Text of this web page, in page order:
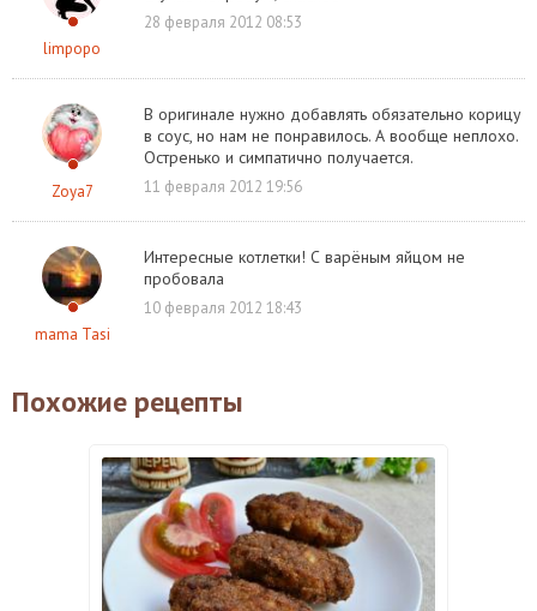
limpopo
28 февраля 2012 08:53
Zoya7
В оригинале нужно добавлять обязательно корицу
в соус, но нам не понравилось. А вообще неплохо.
Остренько и симпатично получается.
11 февраля 2012 19:56
mama Tasi
Интересные котлетки! С варёным яйцом не
пробовала
10 февраля 2012 18:43
Похожие рецепты